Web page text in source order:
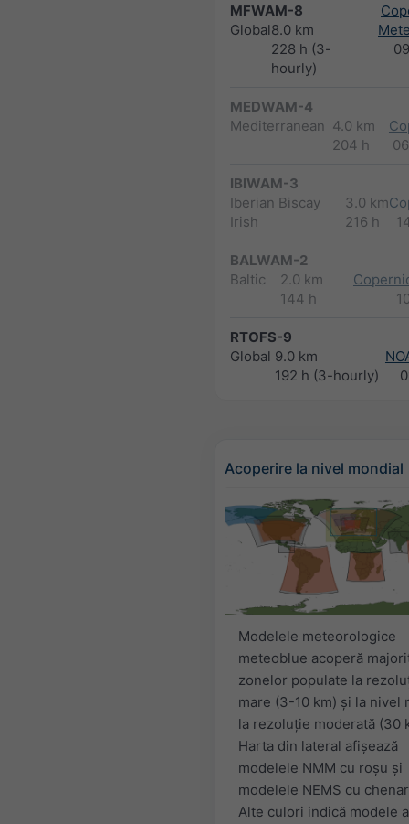
MFWAM-8
Global8.0 km
228 h (3-
hourly)
MEDWAM-4
Mediterranean 4.0 km
204 h
IBIWAM-3
Iberian Biscay
Irish
3.0 km
216 h
BALWAM-2
Baltic
2.0 km
144 h
RTOFS-9
Global 9.0 km
192 h (3-hourly)
Acoperire la nivel mondial
Modelele meteorologice
meteoblue acoperă
zonelor populate la
mare (3-10 km) și la nivel
la rezoluție moderată (30
Harta din lateral afișează
modelele NMM cu roșu și
modelele NEMS cu
Alte culori indică modele